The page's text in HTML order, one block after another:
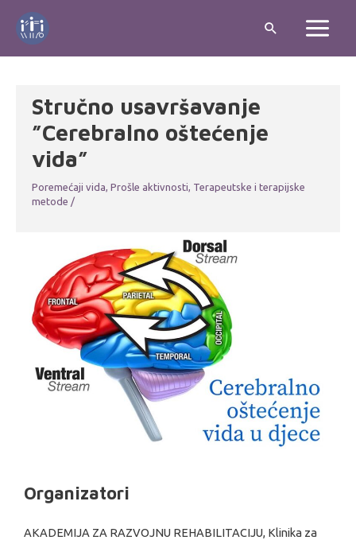
Stručno usavršavanje
”Cerebralno oštećenje
vida”
Poremećaji vida, Prošle aktivnosti, Terapeutske i terapijske
metode /
Organizatori
AKADEMIJA ZA RAZVOJNU REHABILITACIJU, Klinika za